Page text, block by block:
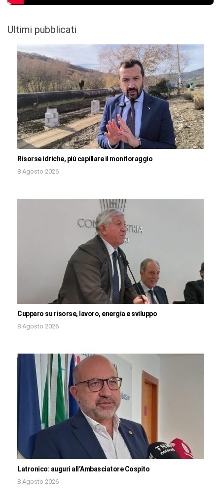
Ultimi pubblicati
Risorse idriche, più capillare il monitoraggio
8 Agosto 2026
Cupparo su risorse, lavoro, energia e sviluppo
8 Agosto 2026
Latronico: auguri all’Ambasciatore Cospito
8 Agosto 2026